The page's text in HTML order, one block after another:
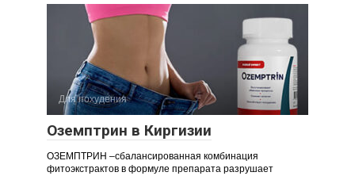
Для похудения
Оземптрин в Киргизии
ОЗЕМПТРИН –сбалансированная комбинация
фитоэкстрактов в формуле препарата разрушает